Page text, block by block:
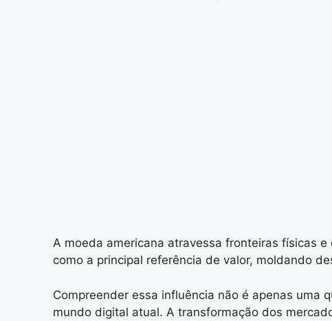
A moeda americana atravessa fronteiras físicas
como a principal referência de valor, moldando
Compreender essa influência não é apenas uma
mundo digital atual. A transformação dos